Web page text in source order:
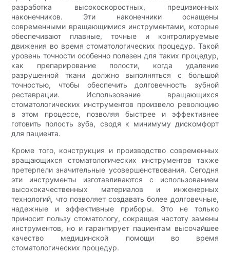
разработка высокоскоростных, прецизионных
наконечников. Эти наконечники оснащены
современными вращающимися инструментами, которые
обеспечивают плавные, точные и контролируемые
движения во время стоматологических процедур. Такой
уровень точности особенно полезен для таких процедур,
как препарирование полости, когда удаление
разрушенной ткани должно выполняться с большой
точностью, чтобы обеспечить долговечность зубной
реставрации. Использование вращающихся
стоматологических инструментов произвело революцию
в этом процессе, позволяя быстрее и эффективнее
готовить полость зуба, сводя к минимуму дискомфорт
для пациента.
Кроме того, конструкция и производство современных
вращающихся стоматологических инструментов также
претерпели значительные усовершенствования. Сегодня
эти инструменты изготавливаются с использованием
высококачественных материалов и инженерных
технологий, что позволяет создавать более долговечные,
надежные и эффективные приборы. Это не только
приносит пользу стоматологу, сокращая частоту замены
инструментов, но и гарантирует пациентам высочайшее
качество медицинской помощи во время
стоматологических процедур.